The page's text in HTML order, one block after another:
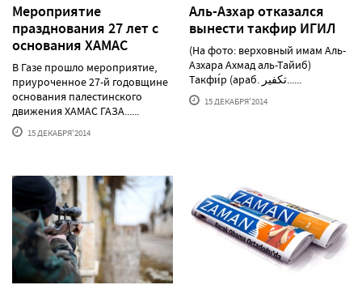
Мероприятие
празднования 27 лет с
основания ХАМАС
В Газе прошло мероприятие,
приуроченное 27-й годовщине
основания палестинского
движения ХАМАС ГАЗА......
15 ДЕКАБРЯ'2014
Аль-Азхар отказался
вынести такфир ИГИЛ
(На фото: верховный имам Аль-
Азхара Ахмад аль-Тайиб)
Такфи́р (араб. تكفير......
15 ДЕКАБРЯ'2014